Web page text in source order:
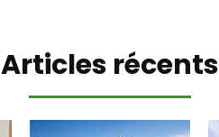
Articles récents